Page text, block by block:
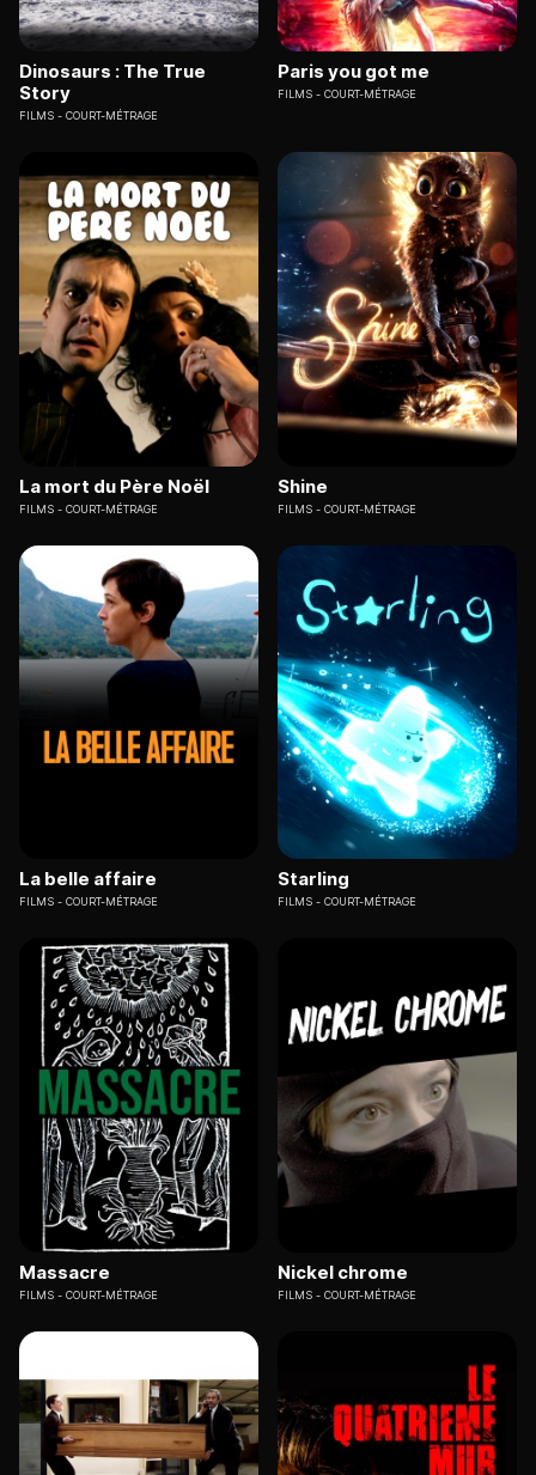
Dinosaurs : The True
Story
FILMS COURT-MÉTRAGE
Paris you got me
FILMS COURT-MÉTRAGE
La mort du Père Noël
FILMS COURT-MÉTRAGE
Shine
FILMS COURT-MÉTRAGE
La belle affaire
FILMS COURT-MÉTRAGE
Starling
FILMS COURT-MÉTRAGE
Massacre
FILMS COURT-MÉTRAGE
Nickel chrome
FILMS COURT-MÉTRAGE